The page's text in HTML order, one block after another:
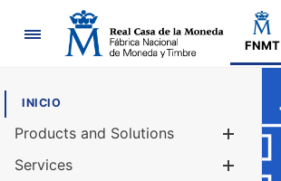
Navigation
FNMT
INICIO
Products and Solutions
Services